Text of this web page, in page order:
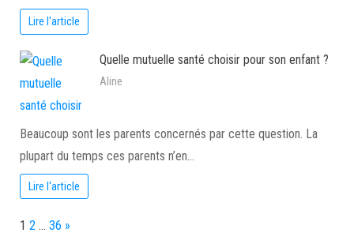
Lire l'article
Quelle mutuelle santé choisir pour son enfant ?
Aline
Beaucoup sont les parents concernés par cette question. La
plupart du temps ces parents n’en…
Lire l'article
Page:
1 2 … 36 Next
»